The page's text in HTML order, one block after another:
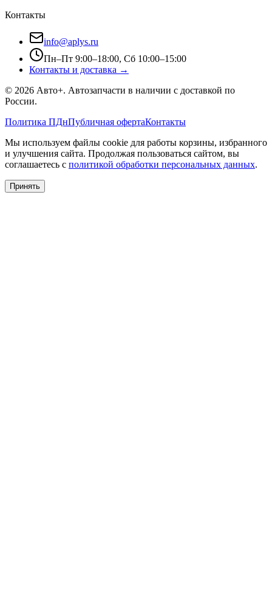
Контакты
info@aplys.ru
Пн–Пт 9:00–18:00, Сб 10:00–15:00
Контакты и доставка →
© 2026 Авто+. Автозапчасти в наличии с доставкой по
России.
Политика ПДнПубличная офертаКонтакты
Мы используем файлы cookie для работы корзины, избранного
и улучшения сайта. Продолжая пользоваться сайтом, вы
соглашаетесь с политикой обработки персональных данных.
Принять